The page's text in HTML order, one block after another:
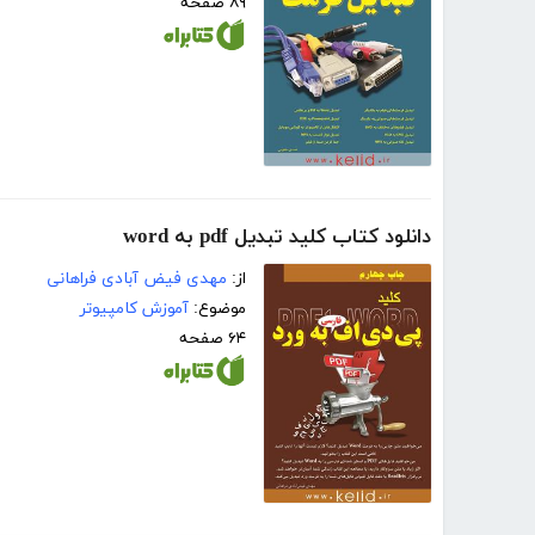
دانلود کتاب کلید تبدیل pdf به word
از: مهدی فیض آبادی فراهانی
موضوع: آموزش کامپیوتر
۶۴ صفحه